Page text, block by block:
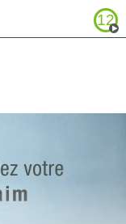
12
- English